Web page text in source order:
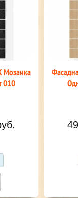
СИСТЕМА АМК КИРПИЧ
бел. руб.
Мозаика
010